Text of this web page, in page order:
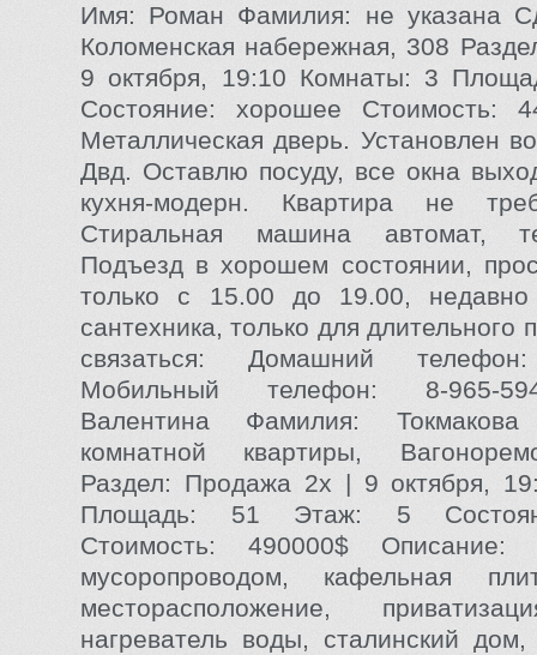
Имя: Роман Фамилия: не указана
Коломенская набережная, 308
9 октября, 19:10 Комнаты: 3
Состояние: хорошее Стоимость:
Металлическая дверь. Установлен
Двд. Оставлю посуду, все окна
кухня-модерн. Квартира не
Стиральная машина автомат,
Подъезд в хорошем состоянии,
только с 15.00 до 19.00,
сантехника, только для длительного
связаться: Домашний
Мобильный телефон: 8-965-
Валентина Фамилия:
комнатной квартиры,
Раздел: Продажа 2x | 9 октября,
Площадь: 51 Этаж: 5
Стоимость: 490000$
мусоропроводом, кафельная
месторасположение,
нагреватель воды, сталинский дом,